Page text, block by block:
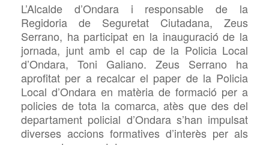
L’Alcalde d’Ondara i responsable de la
Regidoria de Seguretat Ciutadana, Zeus
Serrano, ha participat en la inauguració de la
jornada, junt amb el cap de la Policia Local
d’Ondara, Toni Galiano. Zeus Serrano ha
aprofitat per a recalcar el paper de la Policia
Local d’Ondara en matèria de formació per a
policies de tota la comarca, atès que des del
departament policial d’Ondara s’han impulsat
diverses accions formatives d’interès per als